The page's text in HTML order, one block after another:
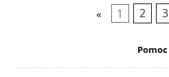
« 1 2 3
Pomoc